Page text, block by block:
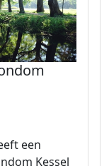
een
Kessel